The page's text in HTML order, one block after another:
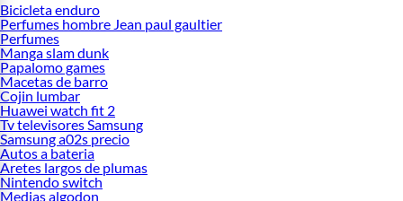
Bicicleta enduro
Perfumes hombre Jean paul gaultier
Perfumes
Manga slam dunk
Papalomo games
Macetas de barro
Cojin lumbar
Huawei watch fit 2
Tv televisores Samsung
Samsung a02s precio
Autos a bateria
Aretes largos de plumas
Nintendo switch
Medias algodon